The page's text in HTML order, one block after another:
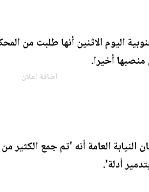
اليوم الاثنين أنها طلبت من
أخيرا.
اضافة اعلان
النيابة العامة أنه 'تم جمع الكثير
أدلة'.